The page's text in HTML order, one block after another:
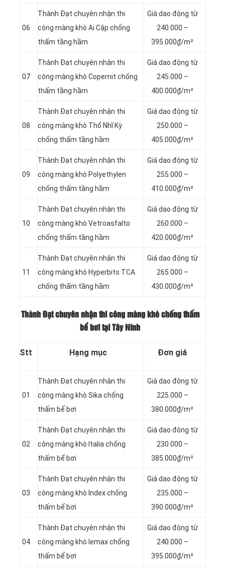
06
Thành Đạt chuyên nhận thi
công màng khò Ai Cập chống
thấm tầng hầm
Giá dao động từ
240.000 –
395.000₫/m²
07
Thành Đạt chuyên nhận thi
công màng khò Copernit chống
thấm tầng hầm
Giá dao động từ
245.000 –
400.000₫/m²
08
Thành Đạt chuyên nhận thi
công màng khò Thổ Nhĩ Kỳ
chống thấm tầng hầm
Giá dao động từ
250.000 –
405.000₫/m²
09
Thành Đạt chuyên nhận thi
công màng khò Polyethylen
chống thấm tầng hầm
Giá dao động từ
255.000 –
410.000₫/m²
10
Thành Đạt chuyên nhận thi
công màng khò Vetroasfalto
chống thấm tầng hầm
Giá dao động từ
260.000 –
420.000₫/m²
11
Thành Đạt chuyên nhận thi
công màng khò Hyperbits TCA
chống thấm tầng hầm
Giá dao động từ
265.000 –
430.000₫/m²
Thành Đạt chuyên nhận thi công màng khò chống thấm
bể bơi tại Tây Ninh
Stt Hạng mục Đơn giá
01
Thành Đạt chuyên nhận thi
công màng khò Sika chống
thấm bể bơi
Giá dao động từ
225.000 –
380.000₫/m²
02
Thành Đạt chuyên nhận thi
công màng khò Italia chống
thấm bể bơi
Giá dao động từ
230.000 –
385.000₫/m²
03
Thành Đạt chuyên nhận thi
công màng khò Index chống
thấm bể bơi
Giá dao động từ
235.000 –
390.000₫/m²
04
Thành Đạt chuyên nhận thi
công màng khò lemax chống
thấm bể bơi
Giá dao động từ
240.000 –
395.000₫/m²